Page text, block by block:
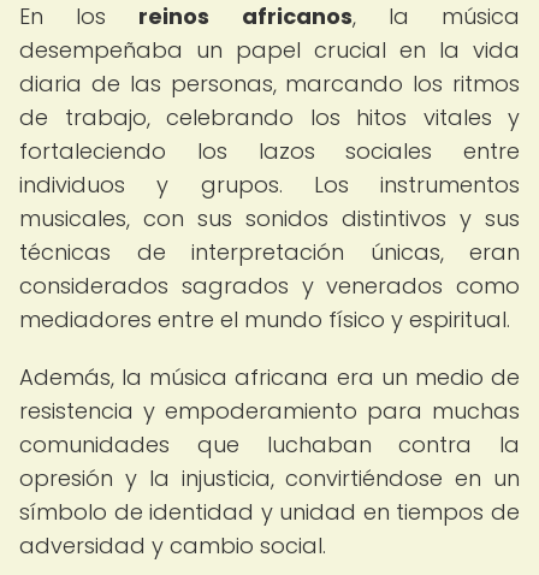
En los reinos africanos, la música
desempeñaba un papel crucial en la vida
diaria de las personas, marcando los ritmos
de trabajo, celebrando los hitos vitales y
fortaleciendo los lazos sociales entre
individuos y grupos. Los instrumentos
musicales, con sus sonidos distintivos y sus
técnicas de interpretación únicas, eran
considerados sagrados y venerados como
mediadores entre el mundo físico y espiritual.
Además, la música africana era un medio de
resistencia y empoderamiento para muchas
comunidades que luchaban contra la
opresión y la injusticia, convirtiéndose en un
símbolo de identidad y unidad en tiempos de
adversidad y cambio social.